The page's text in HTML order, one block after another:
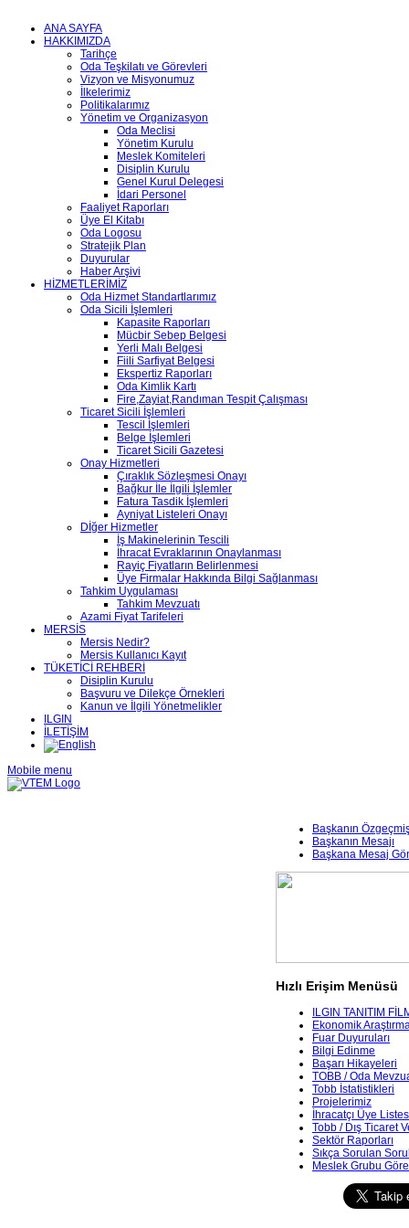
ANA SAYFA
HAKKIMIZDA
Tarihçe
Oda Teşkilatı ve Görevleri
Vizyon ve Misyonumuz
İlkelerimiz
Politikalarımız
Yönetim ve Organizasyon
Oda Meclisi
Yönetim Kurulu
Meslek Komiteleri
Disiplin Kurulu
Genel Kurul Delegesi
İdari Personel
Faaliyet Raporları
Üye El Kitabı
Oda Logosu
Stratejik Plan
Duyurular
Haber Arşivi
HİZMETLERİMİZ
Oda Hizmet Standartlarımız
Oda Sicili İşlemleri
Kapasite Raporları
Mücbir Sebep Belgesi
Yerli Malı Belgesi
Fiili Sarfiyat Belgesi
Ekspertiz Raporları
Oda Kimlik Kartı
Fire,Zayiat,Randıman Tespit Çalışması
Ticaret Sicili İşlemleri
Tescil İşlemleri
Belge İşlemleri
Ticaret Sicili Gazetesi
Onay Hizmetleri
Çıraklık Sözleşmesi Onayı
Bağkur İle İlgili İşlemler
Fatura Tasdik İşlemleri
Ayniyat Listeleri Onayı
Dİğer Hizmetler
İş Makinelerinin Tescili
İhracat Evraklarının Onaylanması
Rayiç Fiyatların Belirlenmesi
Üye Firmalar Hakkında Bilgi Sağlanması
Tahkim Uygulaması
Tahkim Mevzuatı
Azami Fiyat Tarifeleri
MERSİS
Mersis Nedir?
Mersis Kullanıcı Kayıt
TÜKETİCİ REHBERİ
Disiplin Kurulu
Başvuru ve Dilekçe Örnekleri
Kanun ve İlgili Yönetmelikler
ILGIN
İLETİŞİM
Mobile menu
Başkanın
Başkanın Mesajı
Başkana Mesaj
Hızlı Erişim Menüsü
ILGIN TANITIM
Ekonomik
Fuar Duyuruları
Bilgi Edinme
Başarı Hikayeleri
TOBB / Oda
Tobb İstatistikleri
Projelerimiz
İhracatçı Üye
Tobb / Dış Ticaret
Sektör Raporları
Sıkça Sorulan
Meslek Grubu